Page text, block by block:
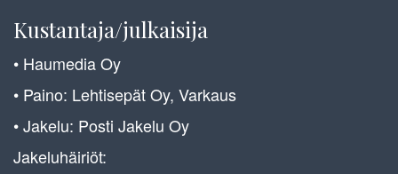
Kustantaja/julkaisija
• Haumedia Oy
• Paino: Lehtisepät Oy, Varkaus
• Jakelu: Posti Jakelu Oy
Jakeluhäiriöt: